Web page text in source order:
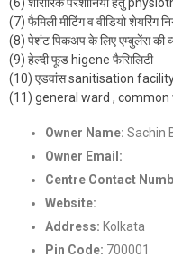
(7) फैमिली मीटिंग व वीडियो शेयरिंग
(8) पेशंट पिकअप के लिए एम्बुलेंस की
(9) हेल्दी फूड higene फैसिलिटी
(10) एडवांस sanitisation
(11) general ward ,
Owner Name: Sachin
Owner Email:
Centre Contact
Website:
Address: Kolkata
Pin Code: 700001